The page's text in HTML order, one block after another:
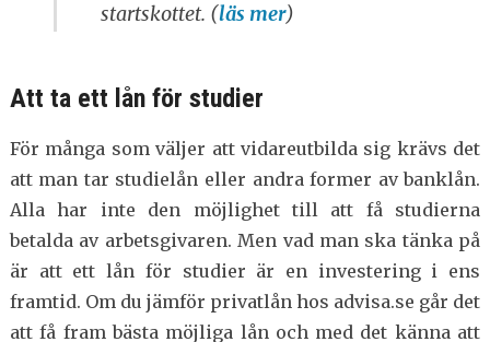
startskottet. (läs mer)
Att ta ett lån för studier
För många som väljer att vidareutbilda sig krävs det
att man tar studielån eller andra former av banklån.
Alla har inte den möjlighet till att få studierna
betalda av arbetsgivaren. Men vad man ska tänka på
är att ett lån för studier är en investering i ens
framtid. Om du jämför privatlån hos advisa.se går det
att få fram bästa möjliga lån och med det känna att